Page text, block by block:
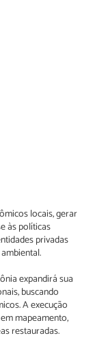
locais, gerar
às políticas
privadas
expandirá sua
buscando
A execução
mapeamento,
restauradas.